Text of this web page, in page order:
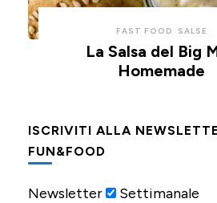
FAST FOOD SALSE
La Salsa del Big
Homemade
ISCRIVITI ALLA
FUN&FOOD
Newsletter Settimanale